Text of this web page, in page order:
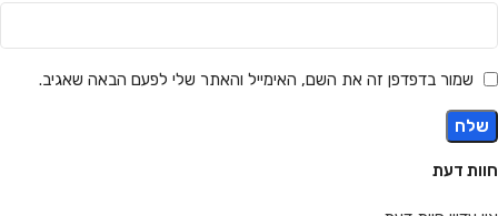
חוות דעת
שמור בדפדפן זה את השם, האימייל והאתר שלי לפעם הבאה שאגיב.